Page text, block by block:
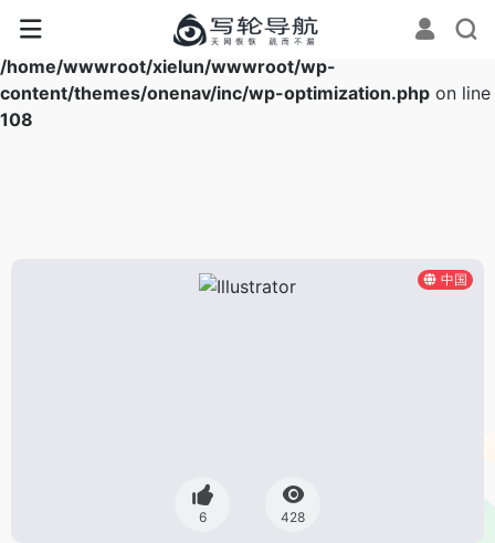
Warning
: Array to string conversion in
/home/wwwroot/xielun/wwwroot/wp-
content/themes/onenav/inc/wp-optimization.php on line
108
中国
6 428